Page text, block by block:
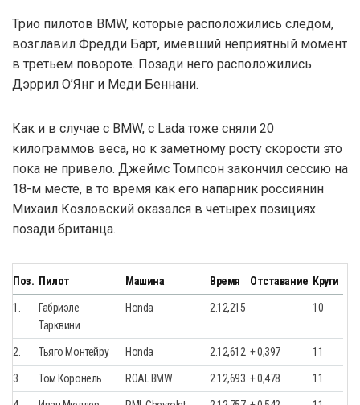
Трио пилотов BMW, которые расположились следом,
возглавил Фредди Барт, имевший неприятный момент
в третьем повороте. Позади него расположились
Дэррил О’Янг и Меди Беннани.
Как и в случае с BMW, с Lada тоже сняли 20
килограммов веса, но к заметному росту скорости это
пока не привело. Джеймс Томпсон закончил сессию на
18-м месте, в то время как его напарник россиянин
Михаил Козловский оказался в четырех позициях
позади британца.
Поз. Пилот Машина Время Отставание Круги
1.
Габриэле
Тарквини
Honda 2.12,215 10
2. Тьяго Монтейру Honda 2.12,612 + 0,397 11
3. Том Коронель ROAL BMW 2.12,693 + 0,478 11